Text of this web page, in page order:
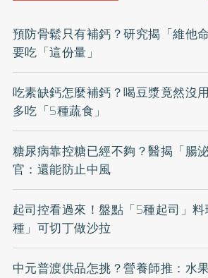
預防骨鬆只有補鈣？研究揭「維他
要吃「這份量」
吃素缺鈣怎麼補鈣？喝豆漿竟然沒
多吃「5種蔬食」
糖尿病靠控糖已經不夠？醫揭「腸
官：還能防止中風
起司控看過來！盤點「5種起司」料
種」可切丁做沙拉
中元普渡供品怎挑？營養師推：水